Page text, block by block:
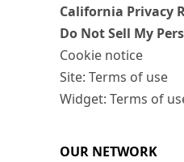
California Privacy
Do Not Sell My
Cookie notice
Site: Terms of use
Widget: Terms of
OUR NETWORK